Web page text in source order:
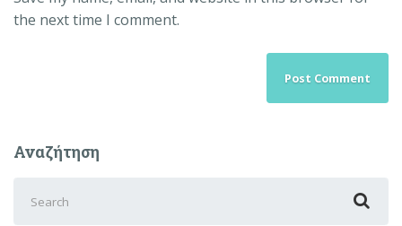
the next time I comment.
Αναζήτηση
for: